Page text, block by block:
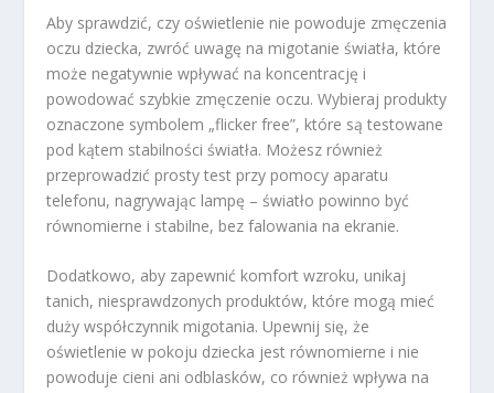
Aby sprawdzić, czy oświetlenie nie powoduje zmęczenia
oczu dziecka, zwróć uwagę na migotanie światła, które
może negatywnie wpływać na koncentrację i
powodować szybkie zmęczenie oczu. Wybieraj produkty
oznaczone symbolem „flicker free”, które są testowane
pod kątem stabilności światła. Możesz również
przeprowadzić prosty test przy pomocy aparatu
telefonu, nagrywając lampę – światło powinno być
równomierne i stabilne, bez falowania na ekranie.
Dodatkowo, aby zapewnić komfort wzroku, unikaj
tanich, niesprawdzonych produktów, które mogą mieć
duży współczynnik migotania. Upewnij się, że
oświetlenie w pokoju dziecka jest równomierne i nie
powoduje cieni ani odblasków, co również wpływa na